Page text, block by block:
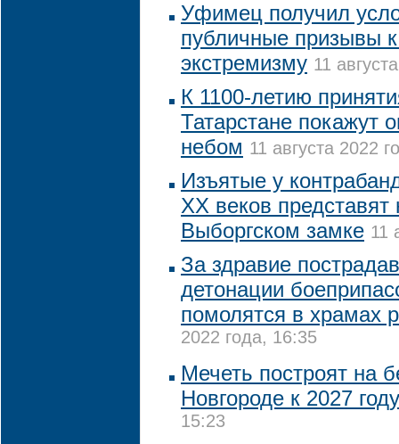
Уфимец получил
публичные призывы
экстремизму 11
К 1100-летию
Татарстане покажут
небом 11 августа 2022
Изъятые у
XX веков
Выборгском замке 11
За здравие
детонации
помолятся в храмах
2022 года, 16:35
Мечеть построят на
Новгороде к 2027 году
15:23